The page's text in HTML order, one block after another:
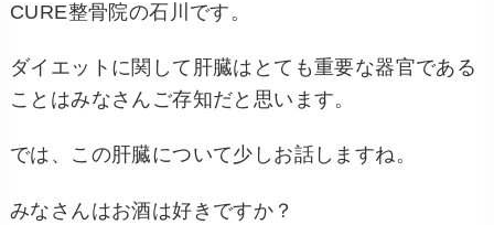
CURE整骨院の石川です。
ダイエットに関して肝臓はとても重要な器官である
ことはみなさんご存知だと思います。
では、この肝臓について少しお話しますね。
みなさんはお酒は好きですか？